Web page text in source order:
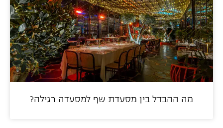
מה ההבדל בין מסעדת שף למסעדה רגילה?